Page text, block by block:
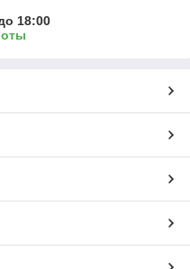
18:00